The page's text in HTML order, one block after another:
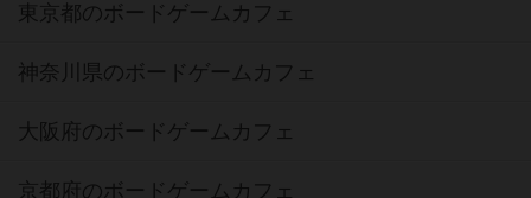
東京都のボードゲームカフェ
神奈川県のボードゲームカフェ
大阪府のボードゲームカフェ
京都府のボードゲームカフェ